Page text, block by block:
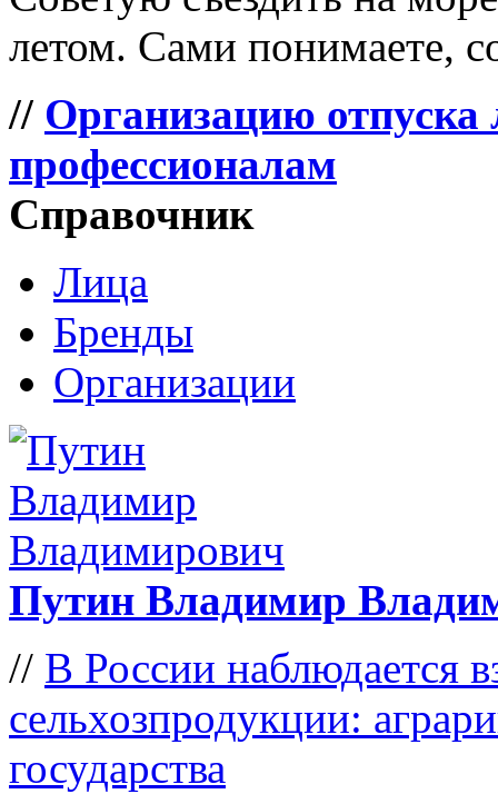
летом. Сами понимаете,
// Организацию отпуска
профессионалам
Справочник
Лица
Бренды
Организации
Путин Владимир
// В России наблюдается
сельхозпродукции:
государства